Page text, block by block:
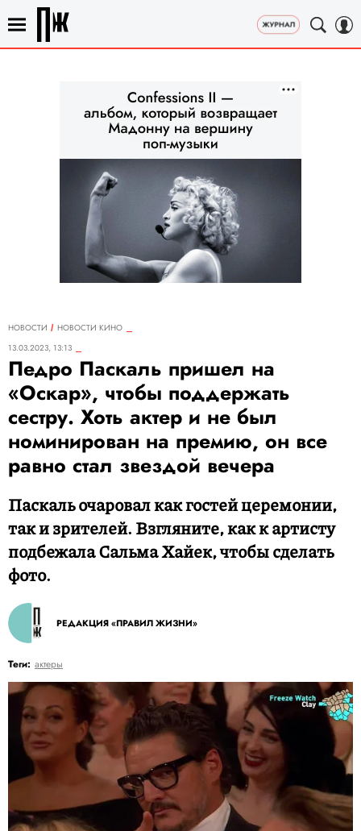
НОВОСТИ
НОВОСТИ КИНО
13.03.2023, 13:13
Педро Паскаль пришел на
«Оскар», чтобы поддержать
сестру. Хоть актер и не был
номинирован на премию, он все
равно стал звездой вечера
Паскаль очаровал как гостей церемонии,
так и зрителей. Взгляните, как к артисту
подбежала Сальма Хайек, чтобы сделать
фото.
РЕДАКЦИЯ «ПРАВИЛ ЖИЗНИ»
Теги: актеры